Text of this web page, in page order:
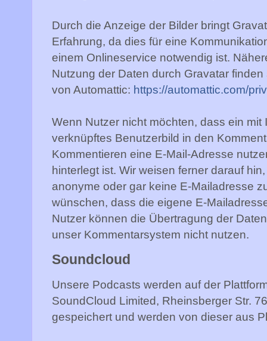
Durch die Anzeige der Bilder bringt
Erfahrung, da dies für eine
einem Onlineservice notwendig ist.
Nutzung der Daten durch Gravatar
von Automattic: https://automattic.com/
Wenn Nutzer nicht möchten, dass ein
verknüpftes Benutzerbild in den
Kommentieren eine E-Mail-Adresse
hinterlegt ist. Wir weisen ferner darauf
anonyme oder gar keine E-Mailadresse
wünschen, dass die eigene E-
Nutzer können die Übertragung der
unser Kommentarsystem nicht nutzen.
Soundcloud
Unsere Podcasts werden auf der
SoundCloud Limited, Rheinsberger Str.
gespeichert und werden von dieser aus